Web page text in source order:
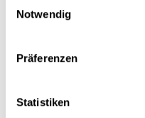
Notwendig
Präferenzen
Statistiken
Erde